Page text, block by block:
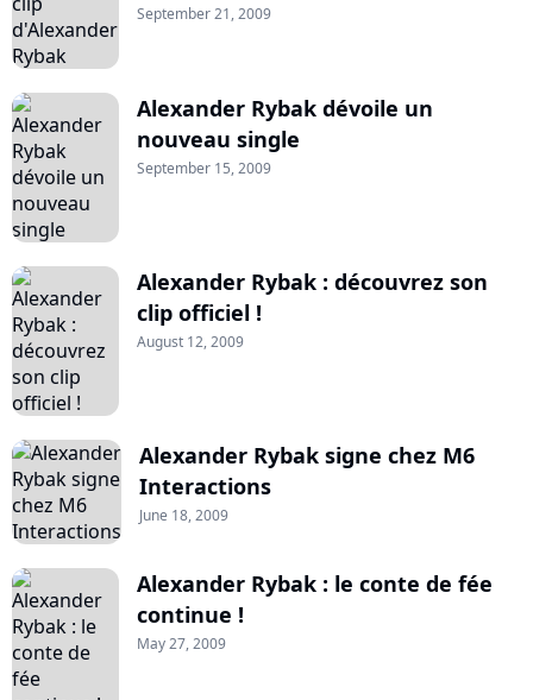
September 21, 2009
Alexander Rybak dévoile un
nouveau single
September 15, 2009
Alexander Rybak : découvrez son
clip officiel !
August 12, 2009
Alexander Rybak signe chez M6
Interactions
June 18, 2009
Alexander Rybak : le conte de fée
continue !
May 27, 2009